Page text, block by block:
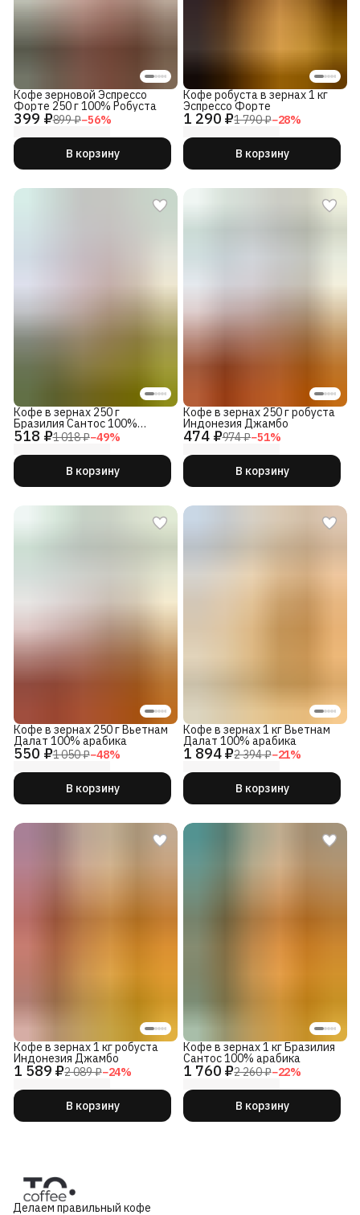
399 ₽899 ₽−56%
Кофе зерновой Эспрессо
Форте 250 г 100% Робуста
В корзину
1 290 ₽1 790 ₽−28%
Кофе робуста в зернах 1 кг
Эспрессо Форте
В корзину
518 ₽1 018 ₽−49%
Кофе в зернах 250 г
Бразилия Сантос 100%
арабика
В корзину
474 ₽974 ₽−51%
Кофе в зернах 250 г робуста
Индонезия Джамбо
В корзину
550 ₽1 050 ₽−48%
Кофе в зернах 250 г Вьетнам
Далат 100% арабика
В корзину
1 894 ₽2 394 ₽−21%
Кофе в зернах 1 кг Вьетнам
Далат 100% арабика
В корзину
1 589 ₽2 089 ₽−24%
Кофе в зернах 1 кг робуста
Индонезия Джамбо
В корзину
1 760 ₽2 260 ₽−22%
Кофе в зернах 1 кг Бразилия
Сантос 100% арабика
В корзину
Делаем правильный кофе